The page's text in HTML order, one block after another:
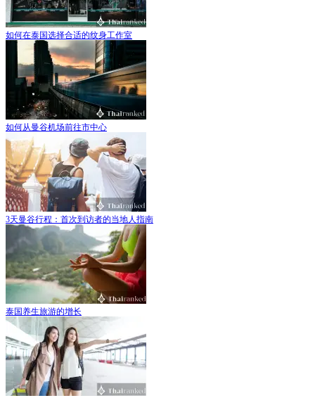
如何在泰国选择合适的纹身工作室
如何从曼谷机场前往市中心
3天曼谷行程：首次到访者的当地人指南
泰国养生旅游的增长